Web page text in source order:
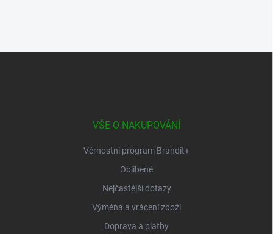
VŠE O NAKUPOVÁNÍ
Věrnostní program Brandit+
Oblíbené
Nejčastější dotazy
Výměna a vrácení zboží
Doprava a platby